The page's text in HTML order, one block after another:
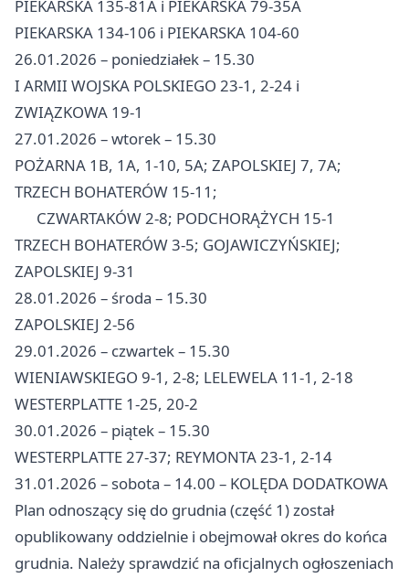
PIEKARSKA 135-81A i PIEKARSKA 79-35A
PIEKARSKA 134-106 i PIEKARSKA 104-60
26.01.2026 – poniedziałek – 15.30
I ARMII WOJSKA POLSKIEGO 23-1, 2-24 i
ZWIĄZKOWA 19-1
27.01.2026 – wtorek – 15.30
POŻARNA 1B, 1A, 1-10, 5A; ZAPOLSKIEJ 7, 7A;
TRZECH BOHATERÓW 15-11;
CZWARTAKÓW 2-8; PODCHORĄŻYCH 15-1
TRZECH BOHATERÓW 3-5; GOJAWICZYŃSKIEJ;
ZAPOLSKIEJ 9-31
28.01.2026 – środa – 15.30
ZAPOLSKIEJ 2-56
29.01.2026 – czwartek – 15.30
WIENIAWSKIEGO 9-1, 2-8; LELEWELA 11-1, 2-18
WESTERPLATTE 1-25, 20-2
30.01.2026 – piątek – 15.30
WESTERPLATTE 27-37; REYMONTA 23-1, 2-14
31.01.2026 – sobota – 14.00 – KOLĘDA DODATKOWA
Plan odnoszący się do grudnia (część 1) został
opublikowany oddzielnie i obejmował okres do końca
grudnia. Należy sprawdzić na oficjalnych ogłoszeniach